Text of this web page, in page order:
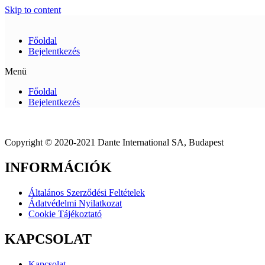
Skip to content
Főoldal
Bejelentkezés
Menü
Főoldal
Bejelentkezés
Copyright © 2020-2021 Dante International SA, Budapest
INFORMÁCIÓK
Általános Szerződési Feltételek
Ádatvédelmi Nyilatkozat
Cookie Tájékoztató
KAPCSOLAT